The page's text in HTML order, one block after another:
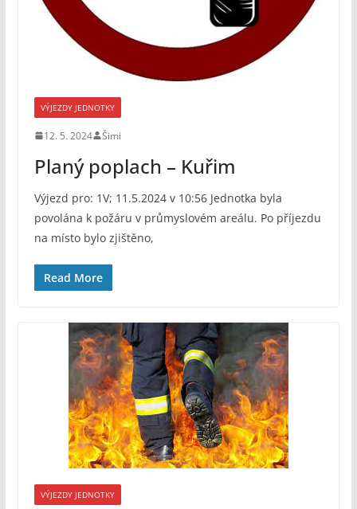
VÝJEZDY JEDNOTKY
12. 5. 2024 Šimi
Planý poplach – Kuřim
Výjezd pro: 1V; 11.5.2024 v 10:56 Jednotka byla
povolána k požáru v průmyslovém areálu. Po příjezdu
na místo bylo zjištěno,
Read More
VÝJEZDY JEDNOTKY